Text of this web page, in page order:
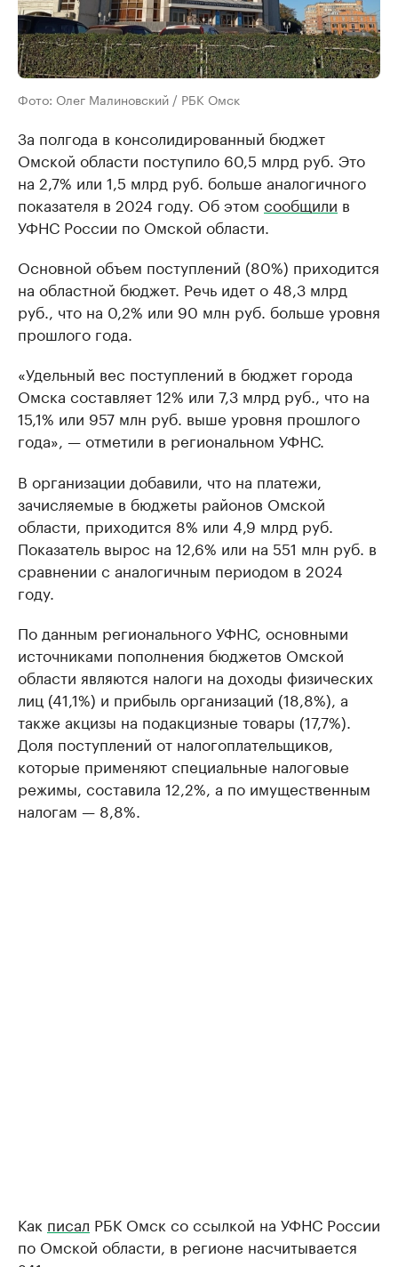
Фото: Олег Малиновский / РБК Омск
За полгода в консолидированный бюджет
Омской области поступило 60,5 млрд руб. Это
на 2,7% или 1,5 млрд руб. больше аналогичного
показателя в 2024 году. Об этом сообщили в
УФНС России по Омской области.
Основной объем поступлений (80%) приходится
на областной бюджет. Речь идет о 48,3 млрд
руб., что на 0,2% или 90 млн руб. больше уровня
прошлого года.
«Удельный вес поступлений в бюджет города
Омска составляет 12% или 7,3 млрд руб., что на
15,1% или 957 млн руб. выше уровня прошлого
года», — отметили в региональном УФНС.
В организации добавили, что на платежи,
зачисляемые в бюджеты районов Омской
области, приходится 8% или 4,9 млрд руб.
Показатель вырос на 12,6% или на 551 млн руб. в
сравнении с аналогичным периодом в 2024
году.
По данным регионального УФНС, основными
источниками пополнения бюджетов Омской
области являются налоги на доходы физических
лиц (41,1%) и прибыль организаций (18,8%), а
также акцизы на подакцизные товары (17,7%).
Доля поступлений от налогоплательщиков,
которые применяют специальные налоговые
режимы, составила 12,2%, а по имущественным
налогам — 8,8%.
Как писал РБК Омск со ссылкой на УФНС России
по Омской области, в регионе насчитывается